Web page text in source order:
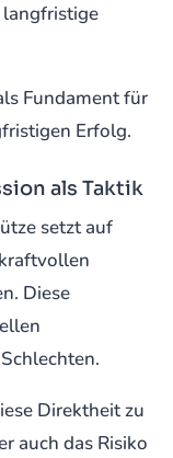
langfristige
Fundament für
Erfolg.
als Taktik
setzt auf
Diese
Direktheit zu
auch das Risiko